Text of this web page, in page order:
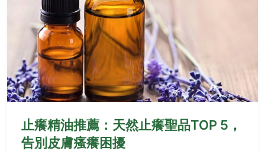
止癢精油推薦：天然止癢聖品TOP 5，
告別皮膚瘙癢困擾